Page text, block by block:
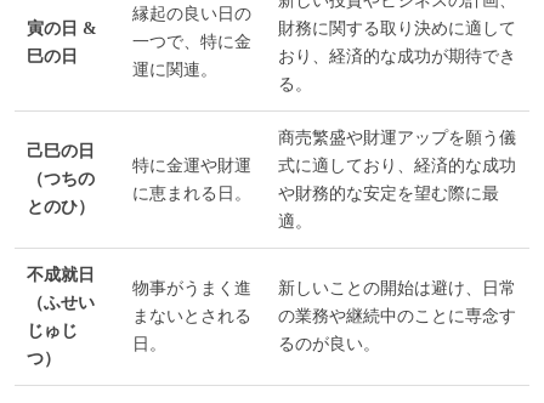
寅の日 &
巳の日
縁起の良い日の
一つで、特に金
運に関連。
財務に関する取り決めに適して
おり、経済的な成功が期待でき
る。
己巳の日
（つちの
とのひ）
特に金運や財運
に恵まれる日。
商売繁盛や財運アップを願う儀
式に適しており、経済的な成功
や財務的な安定を望む際に最
適。
不成就日
（ふせい
じゅじ
つ）
物事がうまく進
まないとされる
日。
新しいことの開始は避け、日常
の業務や継続中のことに専念す
るのが良い。